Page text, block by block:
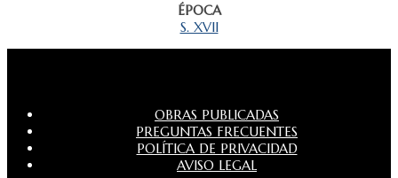
ÉPOCA
S. XVII
OBRAS PUBLICADAS
PREGUNTAS FRECUENTES
POLÍTICA DE PRIVACIDAD
AVISO LEGAL